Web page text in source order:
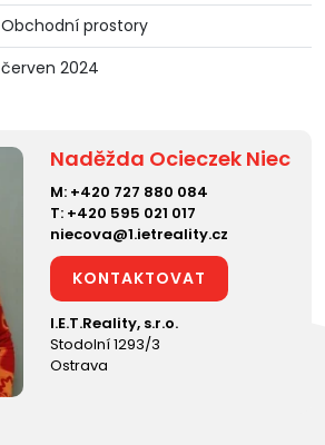
Obchodní prostory
červen 2024
Naděžda Ocieczek Niec
M: +420 727 880 084
T: +420 595 021 017
niecova@1.ietreality.cz
KONTAKTOVAT
I.E.T.Reality, s.r.o.
Stodolní 1293/3
Ostrava